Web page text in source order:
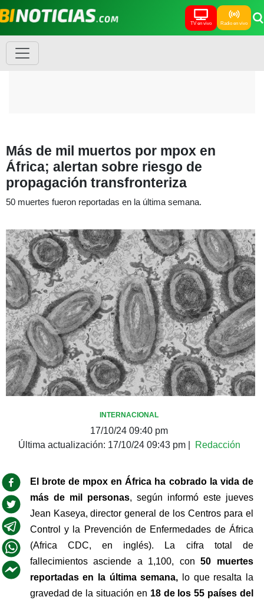
TV en vivo Radio en vivo
Más de mil muertos por mpox en
África; alertan sobre riesgo de
propagación transfronteriza
50 muertes fueron reportadas en la última semana.
INTERNACIONAL
17/10/24 09:40 pm
Última actualización: 17/10/24 09:43 pm| Redacción
El brote de mpox en África ha cobrado la vida de
más de mil personas, según informó este jueves
Jean Kaseya, director general de los Centros para el
Control y la Prevención de Enfermedades de África
(Africa CDC, en inglés). La cifra total de
fallecimientos asciende a 1,100, con 50 muertes
reportadas en la última semana, lo que resalta la
gravedad de la situación en 18 de los 55 países del